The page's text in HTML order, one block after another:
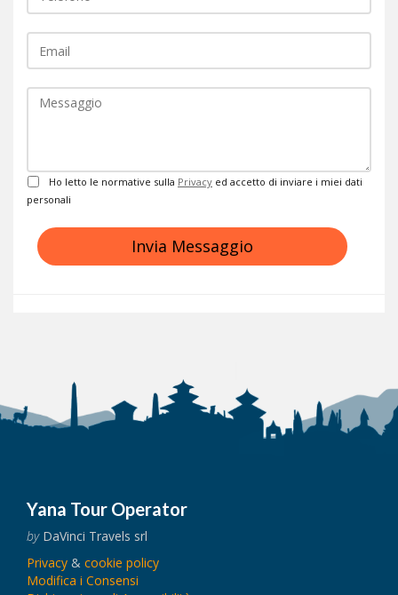
Privacy
Ho letto le normative sulla Privacy ed accetto di inviare i miei dati
personali
Invia Messaggio
Yana Tour Operator
byDaVinci Travels srl
Privacy & cookie policy
Modifica i Consensi